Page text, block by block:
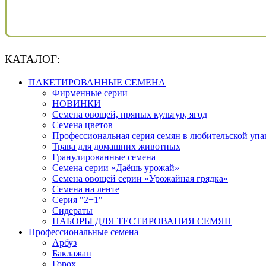
КАТАЛОГ:
ПАКЕТИРОВАННЫЕ СЕМЕНА
Фирменные серии
НОВИНКИ
Семена овощей, пряных культур, ягод
Семена цветов
Профессиональная серия семян в любительской
Трава для домашних животных
Гранулированные семена
Семена серии «Даёшь урожай»
Семена овощей серии «Урожайная грядка»
Семена на ленте
Серия "2+1"
Сидераты
НАБОРЫ ДЛЯ ТЕСТИРОВАНИЯ СЕМЯН
Профессиональные семена
Арбуз
Баклажан